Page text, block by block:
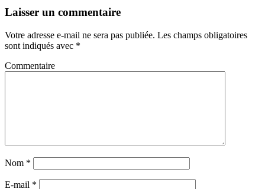
Laisser un commentaire
Votre adresse e-mail ne sera pas publiée. Les champs obligatoires
sont indiqués avec *
Commentaire
Nom *
E-mail *